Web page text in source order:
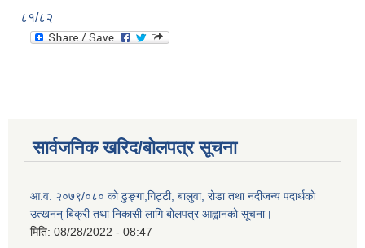
८१/८२
सार्वजनिक खरिद/बोलपत्र सूचना
आ.व. २०७९/०८० को ढुङ्गा,गिट्टी, बालुवा, रोडा तथा नदीजन्य पदार्थको
उत्खनन् बिक्री तथा निकासी लागि बोलपत्र आह्वानको सूचना।
मिति: 08/28/2022 - 08:47